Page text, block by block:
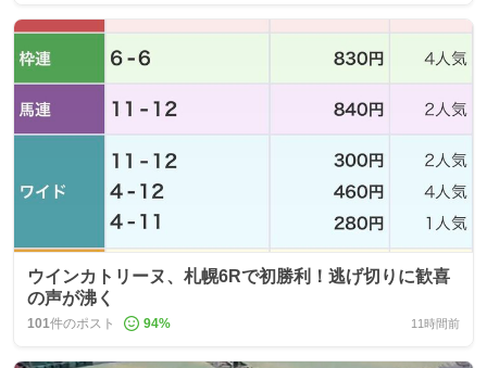
ウインカトリーヌ、札幌6Rで初勝利！逃げ切りに歓喜
の声が沸く
101件のポスト 94% 11時間前